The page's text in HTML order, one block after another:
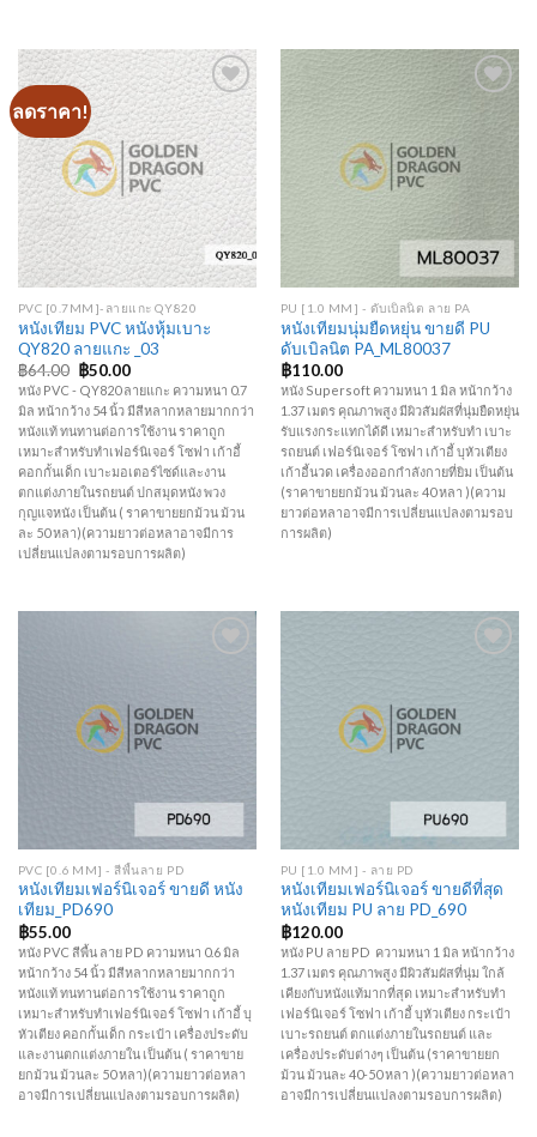
ลดราคา!
Add to
Wishlist
PVC [0.7MM]-ลายแกะ QY820
หนังเทียม PVC หนังหุ้มเบาะ
QY820 ลายแกะ _03
฿64.00 Original
price
was:
฿64.00.
฿50.00Current
price
is:
฿50.00.
หนัง PVC - QY820 ลายแกะ ความหนา 0.7
มิล หน้ากว้าง 54 นิ้ว มีสีหลากหลายมากกว่า
หนังแท้ ทนทานต่อการใช้งาน ราคาถูก
เหมาะสำหรับทำเฟอร์นิเจอร์ โซฟา เก้าอี้
คอกกั้นเด็ก เบาะมอเตอร์ไซด์และงาน
ตกแต่งภายในรถยนต์ ปกสมุดหนัง พวง
กุญแจหนัง เป็นต้น ( ราคาขายยกม้วน ม้วน
ละ 50 หลา)(ความยาวต่อหลาอาจมีการ
เปลี่ยนแปลงตามรอบการผลิต)
Wishlist
PU [1.0 MM] - ดับเบิลนิต ลาย PA
หนังเทียมนุ่มยืดหยุ่น ขายดี PU
ดับเบิลนิต PA_ML80037
฿110.00
หนัง Supersoft ความหนา 1 มิล หน้ากว้าง
1.37 เมตร คุณภาพสูง มีผิวสัมผัสที่นุ่มยืดหยุ่น
รับแรงกระแทกได้ดี เหมาะสำหรับทำ เบาะ
รถยนต์ เฟอร์นิเจอร์ โซฟา เก้าอี้ บุหัวเตียง
เก้าอี้นวด เครื่องออกกำลังกายที่ยิม เป็นต้น
(ราคาขายยกม้วน ม้วนละ 40 หลา )(ความ
ยาวต่อหลาอาจมีการเปลี่ยนแปลงตามรอบ
การผลิต)
Wishlist
PVC [0.6 MM] - สีพื้นลาย PD
หนังเทียมเฟอร์นิเจอร์ ขายดี หนัง
เทียม_PD690
฿55.00
หนัง PVC สีพื้น ลาย PD ความหนา 0.6 มิล
หน้ากว้าง 54 นิ้ว มีสีหลากหลายมากกว่า
หนังแท้ ทนทานต่อการใช้งาน ราคาถูก
เหมาะสำหรับทำเฟอร์นิเจอร์ โซฟา เก้าอี้ บุ
หัวเตียง คอกกั้นเด็ก กระเป๋า เครื่องประดับ
และงานตกแต่งภายใน เป็นต้น ( ราคาขาย
ยกม้วน ม้วนละ 50 หลา)(ความยาวต่อหลา
อาจมีการเปลี่ยนแปลงตามรอบการผลิต)
Wishlist
PU [1.0 MM] - ลาย PD
หนังเทียมเฟอร์นิเจอร์ ขายดีที่สุด
หนังเทียม PU ลาย PD_690
฿120.00
หนัง PU ลาย PD ความหนา 1 มิล หน้ากว้าง
1.37 เมตร คุณภาพสูง มีผิวสัมผัสที่นุ่ม ใกล้
เคียงกับหนังแท้มากที่สุด เหมาะสำหรับทำ
เฟอร์นิเจอร์ โซฟา เก้าอี้ บุหัวเตียง กระเป๋า
เบาะรถยนต์ ตกแต่งภายในรถยนต์ และ
เครื่องประดับต่างๆ เป็นต้น (ราคาขายยก
ม้วน ม้วนละ 40-50 หลา )(ความยาวต่อหลา
อาจมีการเปลี่ยนแปลงตามรอบการผลิต)